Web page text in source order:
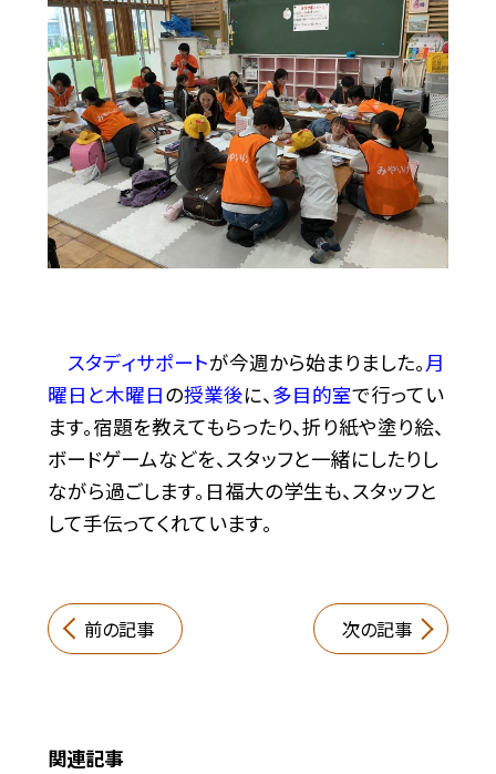
スタディサポートが今週から始まりました。月
曜日と木曜日の授業後に、多目的室で行ってい
ます。宿題を教えてもらったり、折り紙や塗り絵、
ボードゲームなどを、スタッフと一緒にしたりし
ながら過ごします。日福大の学生も、スタッフと
して手伝ってくれています。
前の記事 次の記事
関連記事